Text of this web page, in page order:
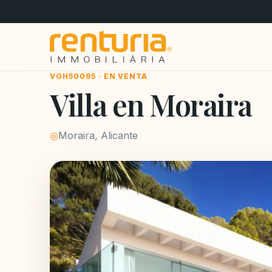
VGH50095 · EN VENTA
Villa en Moraira
◎Moraira, Alicante